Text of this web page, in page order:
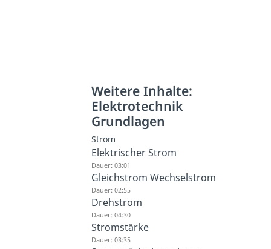
Weitere Inhalte:
Elektrotechnik
Grundlagen
Strom
Elektrischer Strom
Dauer: 03:01
Gleichstrom Wechselstrom
Dauer: 02:55
Drehstrom
Dauer: 04:30
Stromstärke
Dauer: 03:35